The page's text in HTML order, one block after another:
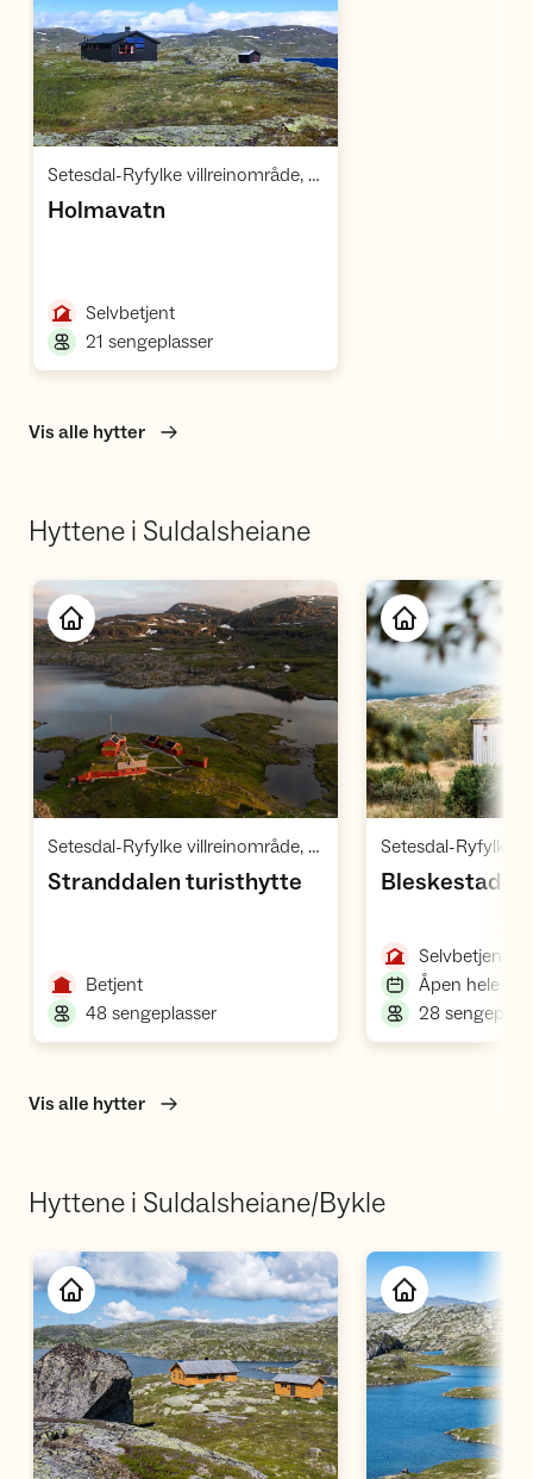
Åpne hytte
Setesdal-Ryfylke villreinområde, Hardangervidda Sør
Holmavatn,
Selvbetjent,
21 sengeplasser,
Vis alle hytter
Hyttene i Suldalsheiane
Åpne hytte
Setesdal-Ryfylke villreinområde, Ryfylke
Stranddalen turisthytte
Betjent,
48 sengeplasser,
Selvbetjent
Åpen hele
28
Vis alle hytter
Hyttene i Suldalsheiane/Bykle